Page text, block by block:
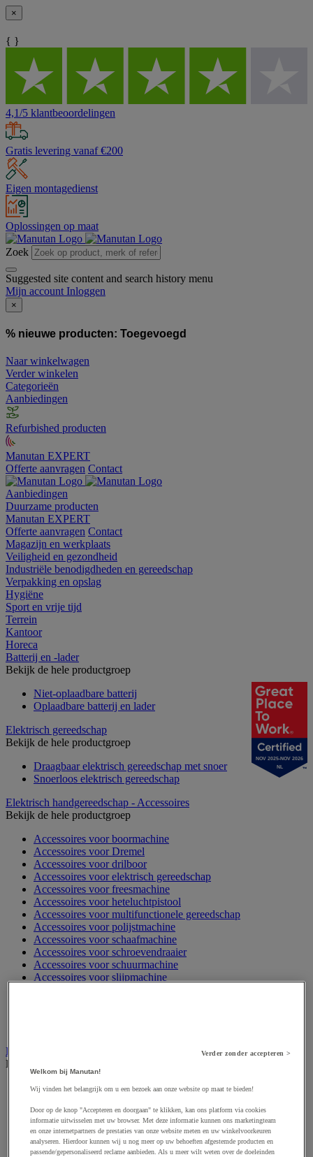
×
{ }
4,1/5 klantbeoordelingen
Gratis levering vanaf €200
Eigen montagedienst
Oplossingen op maat
Zoek
Suggested site content and search history menu
Mijn account Inloggen
×
% nieuwe producten: Toegevoegd
Naar winkelwagen
Verder winkelen
Categorieën
Aanbiedingen
Refurbished producten
Manutan EXPERT
Offerte aanvragen Contact
Aanbiedingen
Duurzame producten
Manutan EXPERT
Offerte aanvragen Contact
Magazijn en werkplaats
Veiligheid en gezondheid
Industriële benodigdheden en gereedschap
Verpakking en opslag
Hygiëne
Sport en vrije tijd
Terrein
Kantoor
Horeca
Batterij en -lader
Bekijk de hele productgroep
Niet-oplaadbare batterij
Oplaadbare batterij en lader
Elektrisch gereedschap
Bekijk de hele productgroep
Draagbaar elektrisch gereedschap met snoer
Snoerloos elektrisch gereedschap
Elektrisch handgereedschap - Accessoires
Bekijk de hele productgroep
Accessoires voor boormachine
Accessoires voor Dremel
Accessoires voor drilboor
Accessoires voor elektrisch gereedschap
Accessoires voor freesmachine
Accessoires voor heteluchtpistool
Accessoires voor multifunctionele gereedschap
Accessoires voor polijstmachine
Accessoires voor schaafmachine
Accessoires voor schroevendraaier
Accessoires voor schuurmachine
Accessoires voor slijpmachine
Elektrische toebehoren en verlichting
Bekijk de hele productgroep
Accessoires voor elektrisch schakelpaneel
Elektrische kabel
Elektrische uitrusting
Verlengsnoer, stekkerdoos en kapelhaspel
Wandcontactdoos en schakelaar
NOV 2025-NOV 2026
NL
Verder zonder accepteren >
Welkom bij Manutan!
Wij vinden het belangrijk om u een bezoek aan onze website op maat te bieden!
Door op de knop "Accepteren en doorgaan" te klikken, kan ons platform via cookies
informatie uitwisselen met uw browser. Met deze informatie kunnen ons marketingteam
en onze internetpartners de prestaties van onze website meten en uw winkelvoorkeuren
analyseren. Hierdoor kunnen wij u nog meer op uw behoeften afgestemde producten en
passende/gepersonaliseerd reclame aanbieden. Als u meer wilt weten over de doeleinden